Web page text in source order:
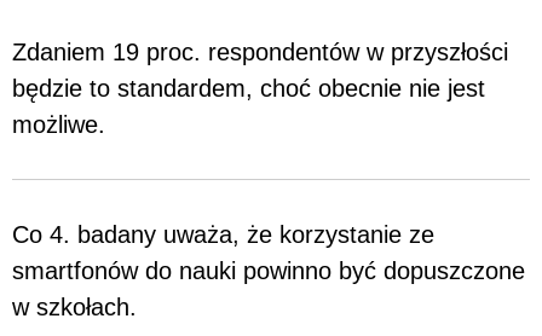
Zdaniem 19 proc. respondentów w przyszłości
będzie to standardem, choć obecnie nie jest
możliwe.
Co 4. badany uważa, że korzystanie ze
smartfonów do nauki powinno być dopuszczone
w szkołach.